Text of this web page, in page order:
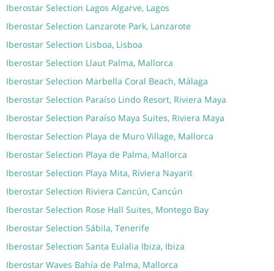
Iberostar Selection Lagos Algarve, Lagos
Iberostar Selection Lanzarote Park, Lanzarote
Iberostar Selection Lisboa, Lisboa
Iberostar Selection Llaut Palma, Mallorca
Iberostar Selection Marbella Coral Beach, Málaga
Iberostar Selection Paraíso Lindo Resort, Riviera Maya
Iberostar Selection Paraíso Maya Suites, Riviera Maya
Iberostar Selection Playa de Muro Village, Mallorca
Iberostar Selection Playa de Palma, Mallorca
Iberostar Selection Playa Mita, Riviera Nayarit
Iberostar Selection Riviera Cancún, Cancún
Iberostar Selection Rose Hall Suites, Montego Bay
Iberostar Selection Sábila, Tenerife
Iberostar Selection Santa Eulalia Ibiza, Ibiza
Iberostar Waves Bahía de Palma, Mallorca